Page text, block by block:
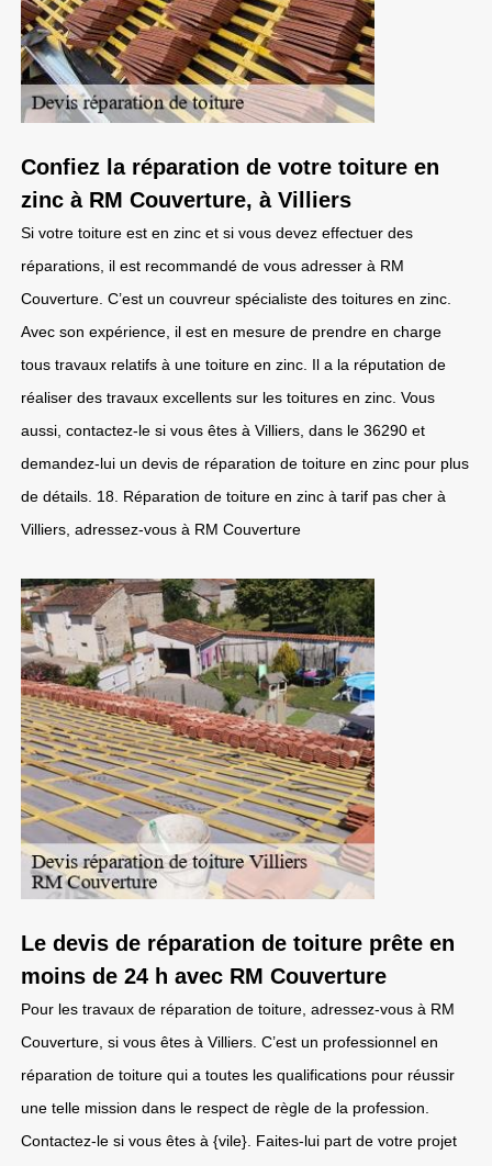
Confiez la réparation de votre toiture en
zinc à RM Couverture, à Villiers
Si votre toiture est en zinc et si vous devez effectuer des
réparations, il est recommandé de vous adresser à RM
Couverture. C’est un couvreur spécialiste des toitures en zinc.
Avec son expérience, il est en mesure de prendre en charge
tous travaux relatifs à une toiture en zinc. Il a la réputation de
réaliser des travaux excellents sur les toitures en zinc. Vous
aussi, contactez-le si vous êtes à Villiers, dans le 36290 et
demandez-lui un devis de réparation de toiture en zinc pour plus
de détails. 18. Réparation de toiture en zinc à tarif pas cher à
Villiers, adressez-vous à RM Couverture
Le devis de réparation de toiture prête en
moins de 24 h avec RM Couverture
Pour les travaux de réparation de toiture, adressez-vous à RM
Couverture, si vous êtes à Villiers. C’est un professionnel en
réparation de toiture qui a toutes les qualifications pour réussir
une telle mission dans le respect de règle de la profession.
Contactez-le si vous êtes à {vile}. Faites-lui part de votre projet